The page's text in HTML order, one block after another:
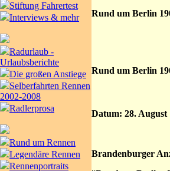
Stiftung Fahrertest
Interviews & mehr
Radurlaub -
Urlaubsberichte
Die großen Anstiege
Selberfahrten Rennen
2002-2008
Radlerprosa
Rund um Rennen
Legendäre Rennen
Rennenportraits
Rund um Berlin
Rund um Berlin
Datum: 28. August
Brandenburger